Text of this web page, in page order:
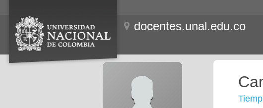
docentes.unal.edu.co